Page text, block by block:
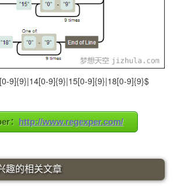
9]{9}|14[0-9]{9}|15[0-9]{9}|18[0-9]{9}$
： http://www.regexper.com/
趣的相关文章